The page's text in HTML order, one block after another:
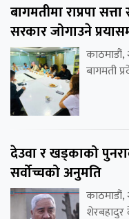
बागमतीमा राप्रपा
सरकार जोगाउने
काठमाडौं,
बागमती
देउवा र खड्काको
सर्वोच्चको अनुमति
काठमाडौं,
शेरबहादुर